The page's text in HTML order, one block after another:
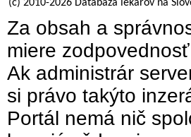
(c) 2010-2026 Databáza lekárov na
Za obsah a
miere
Ak administrár
si právo takýto
Portál nemá nič